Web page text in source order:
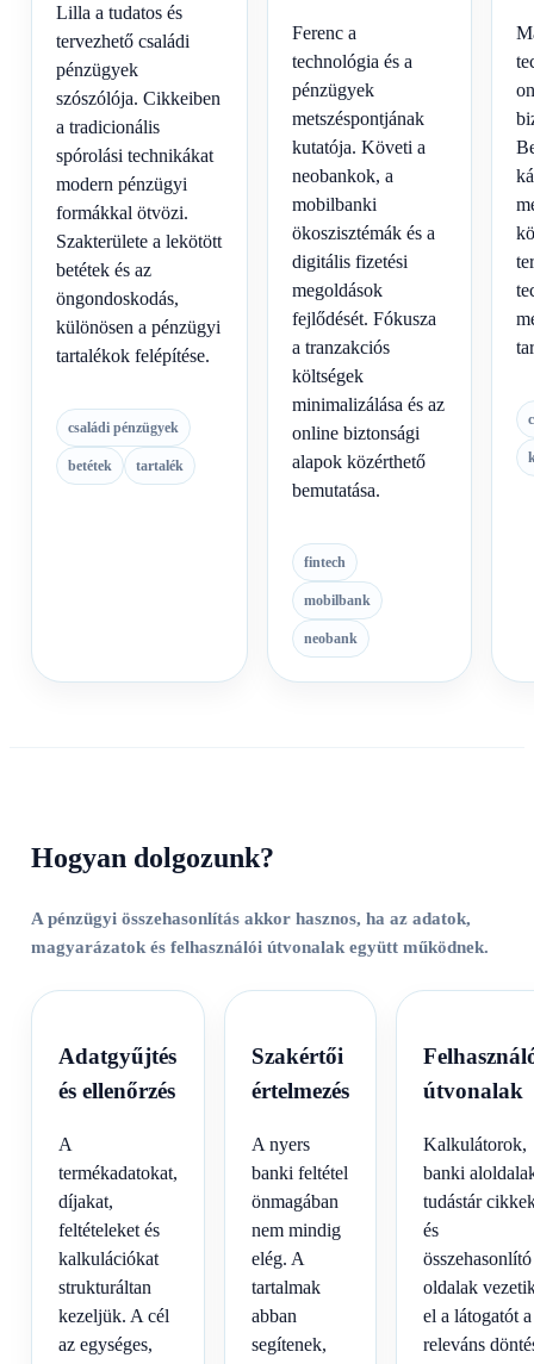
Lilla a tudatos és
tervezhető családi
pénzügyek
szószólója. Cikkeiben
a tradicionális
spórolási technikákat
modern pénzügyi
formákkal ötvözi.
Szakterülete a lekötött
betétek és az
öngondoskodás,
különösen a pénzügyi
tartalékok felépítése.
családi pénzügyek
betétek tartalék
Ferenc a
technológia és a
pénzügyek
metszéspontjának
kutatója. Követi a
neobankok, a
mobilbanki
ökoszisztémák és a
digitális fizetési
megoldások
fejlődését. Fókusza
a tranzakciós
költségek
minimalizálása és az
online biztonsági
alapok közérthető
bemutatása.
fintech
mobilbank
neobank
Hogyan dolgozunk?
A pénzügyi összehasonlítás akkor hasznos, ha az adatok,
magyarázatok és felhasználói útvonalak együtt működnek.
Adatgyűjtés
és ellenőrzés
A
termékadatokat,
díjakat,
feltételeket és
kalkulációkat
strukturáltan
kezeljük. A cél
az egységes,
Szakértői
értelmezés
A nyers
banki feltétel
önmagában
nem mindig
elég. A
tartalmak
abban
segítenek,
útvonalak
Kalkulátorok,
banki
tudástár
és
összehasonlító
oldalak
el a látogatót a
releváns